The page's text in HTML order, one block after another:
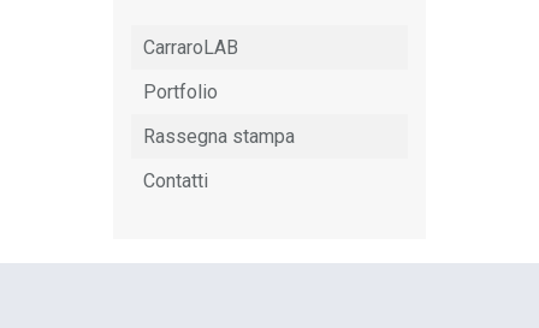
CarraroLAB
Portfolio
Rassegna stampa
Contatti